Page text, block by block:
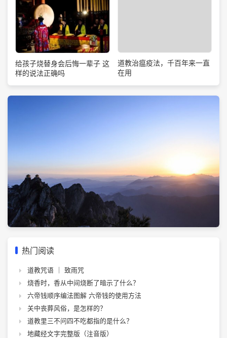
给孩子烧替身会后悔一辈子 这
样的说法正确吗
道教治瘟疫法，千百年来一直
在用
热门阅读
道教咒语 ｜ 致雨咒
烧香时，香从中间烧断了暗示了什么？
六帝钱顺序编法图解 六帝钱的使用方法
关中丧葬风俗，是怎样的？
道教里三不问四不吃都指的是什么？
地藏经文字完整版（注音版）